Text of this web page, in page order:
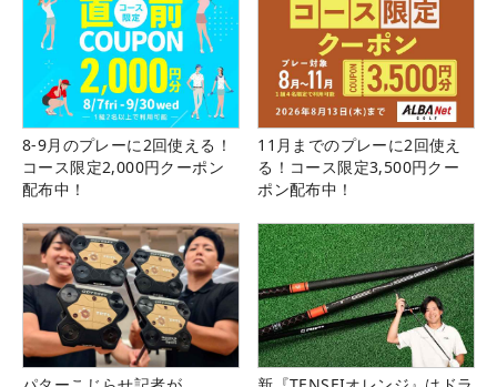
8-9月のプレーに2回使える！
コース限定2,000円クーポン
配布中！
11月までのプレーに2回使え
る！コース限定3,500円クー
ポン配布中！